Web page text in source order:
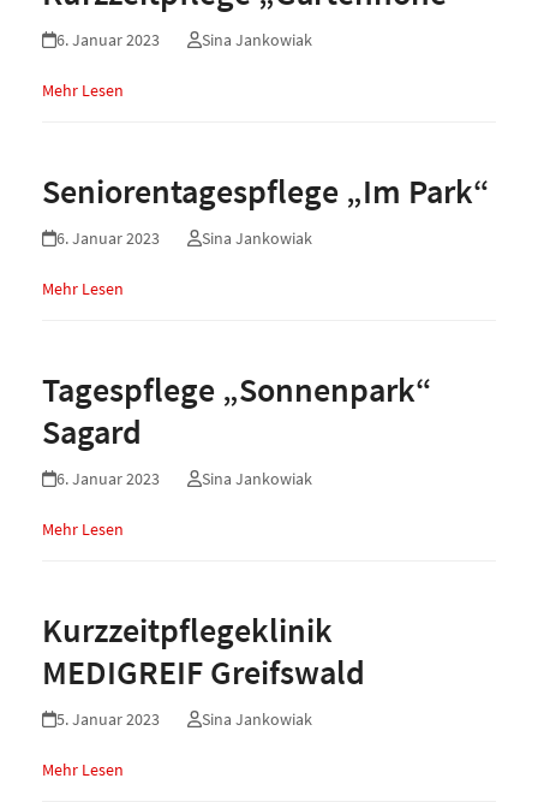
6. Januar 2023 Sina Jankowiak
Mehr Lesen
Seniorentagespflege „Im Park“
6. Januar 2023 Sina Jankowiak
Mehr Lesen
Tagespflege „Sonnenpark“
Sagard
6. Januar 2023 Sina Jankowiak
Mehr Lesen
Kurzzeitpflegeklinik
MEDIGREIF Greifswald
5. Januar 2023 Sina Jankowiak
Mehr Lesen